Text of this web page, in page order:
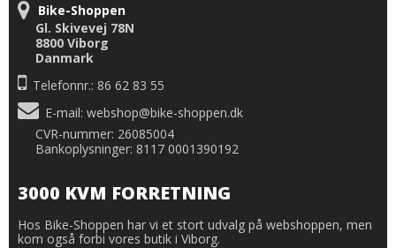
Bike-Shoppen
Gl. Skivevej 78N
8800 Viborg
Danmark
Telefonnr.: 86 62 83 55
E-mail: webshop@bike-shoppen.dk
CVR-nummer: 26085004
Bankoplysninger: 8117 0001390192
3000 KVM FORRETNING
Hos Bike-Shoppen har vi et stort udvalg på webshoppen, men
kom også forbi vores butik i Viborg.